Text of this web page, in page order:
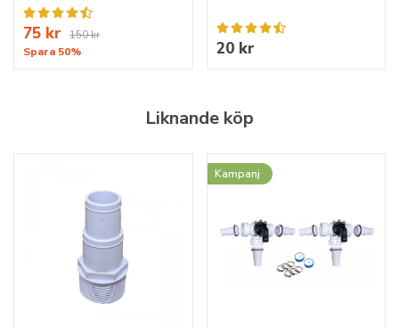
75 kr
150 kr
Spara 50%
20 kr
Liknande köp
Kampanj